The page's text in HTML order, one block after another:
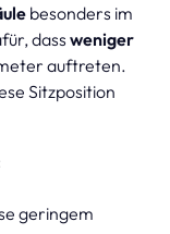
besonders im
dassweniger
auftreten.
Sitzposition
geringem